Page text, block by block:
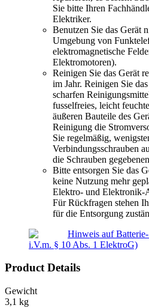
Sie bitte Ihren
Elektriker.
Benutzen Sie das Gerät
Umgebung von
elektromagnetische
Elektromotoren).
Reinigen Sie das Gerät
im Jahr. Reinigen Sie
scharfen
fusselfreies, leicht
äußeren Bauteile des
Reinigung die
Sie regelmäßig,
Verbindungsschrauben
die Schrauben
Bitte entsorgen Sie das
keine Nutzung mehr
Elektro- und Elektronik-
Für Rückfragen stehen
für die Entsorgung
Hinweis auf
i.V.m. § 10 Abs. 1 ElektroG)
Product Details
Gewicht
3,1 kg